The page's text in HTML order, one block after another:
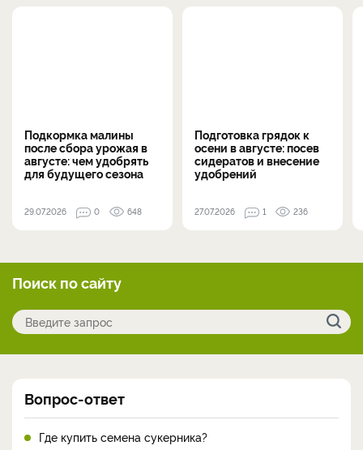
Подкормка малины
после сбора урожая в
августе: чем удобрять
для будущего сезона
29.07.2026 0 648
Подготовка грядок к
осени в августе: посев
сидератов и внесение
удобрений
27.07.2026 1 236
Поиск по сайту
Вопрос-ответ
Где купить семена сукерника?